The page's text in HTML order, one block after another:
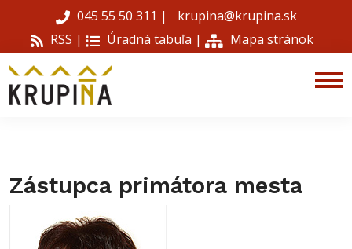
045 55 50 311 |
krupina@krupina.sk
RSS |
Úradná tabuľa | Mapa stránok
Zástupca primátora mesta